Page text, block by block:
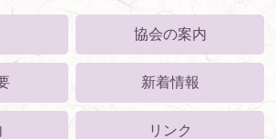
協会の案内
新着情報
リンク